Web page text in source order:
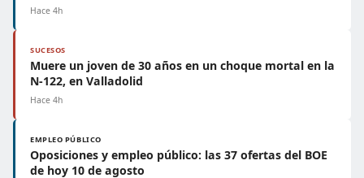
Hace 4h
SUCESOS
Muere un joven de 30 años en un choque mortal en la
N-122, en Valladolid
Hace 4h
EMPLEO PÚBLICO
Oposiciones y empleo público: las 37 ofertas del BOE
de hoy 10 de agosto